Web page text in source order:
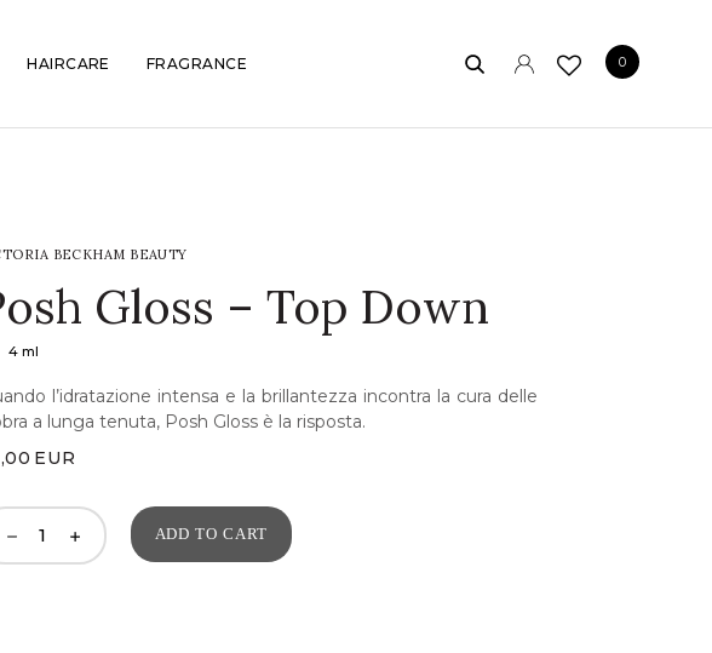
0
HAIRCARE FRAGRANCE
BECKHAM BEAUTY
Gloss – Top Down
4 ml
l’idratazione intensa e la brillantezza incontra la cura delle
a lunga tenuta, Posh Gloss è la risposta.
EUR
ADD TO CART